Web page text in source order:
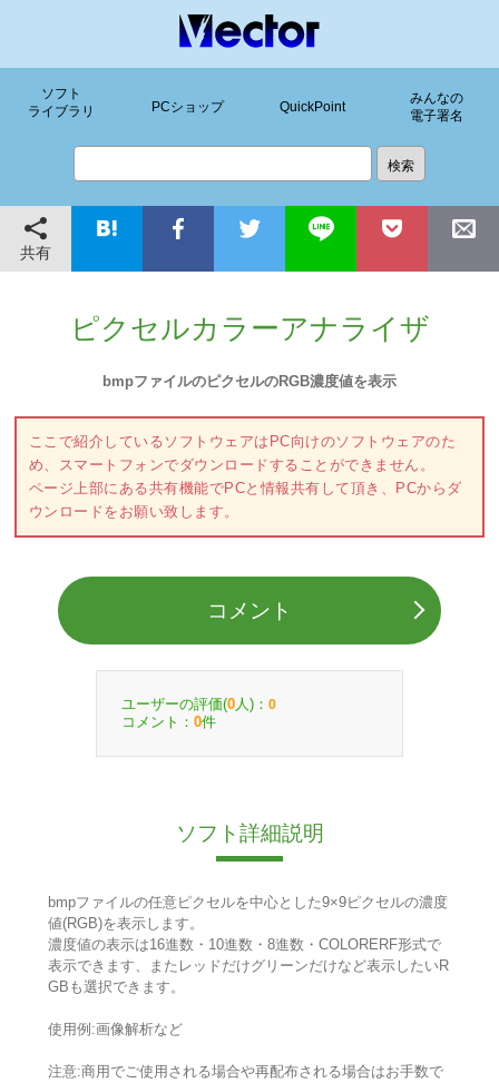
ソフト
ライブラリ
PCショップ QuickPoint
みんなの
電子署名
共有
ピクセルカラーアナライザ
bmpファイルのピクセルのRGB濃度値を表示
ここで紹介しているソフトウェアはPC向けのソフトウェアのた
め、スマートフォンでダウンロードすることができません。
ページ上部にある共有機能でPCと情報共有して頂き、PCからダ
ウンロードをお願い致します。
コメント
ユーザーの評価(0 人)： 0
コメント： 0件
ソフト詳細説明
bmpファイルの任意ピクセルを中心とした9×9ピクセルの濃度
値(RGB)を表示します。
濃度値の表示は16進数・10進数・8進数・COLORERF形式で
表示できます、またレッドだけグリーンだけなど表示したいR
GBも選択できます。
使用例:画像解析など
注意:商用でご使用される場合や再配布される場合はお手数で